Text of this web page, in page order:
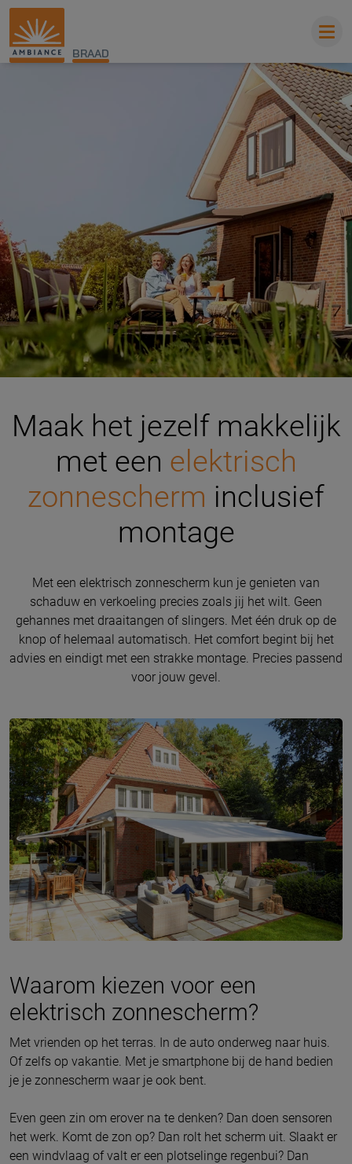
BRAAD
Maak het jezelf makkelijk
met een elektrisch
zonnescherm inclusief
montage
Met een elektrisch zonnescherm kun je genieten van
schaduw en verkoeling precies zoals jij het wilt. Geen
gehannes met draaitangen of slingers. Met één druk op de
knop of helemaal automatisch. Het comfort begint bij het
advies en eindigt met een strakke montage. Precies passend
voor jouw gevel.
Waarom kiezen voor een
elektrisch zonnescherm?
Met vrienden op het terras. In de auto onderweg naar huis.
Of zelfs op vakantie. Met je smartphone bij de hand bedien
je je zonnescherm waar je ook bent.
Even geen zin om erover na te denken? Dan doen sensoren
het werk. Komt de zon op? Dan rolt het scherm uit. Slaakt er
een windvlaag of valt er een plotselinge regenbui? Dan